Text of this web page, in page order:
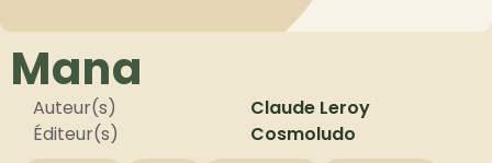
Mana
Auteur(s)
Claude Leroy
Éditeur(s)
Cosmoludo